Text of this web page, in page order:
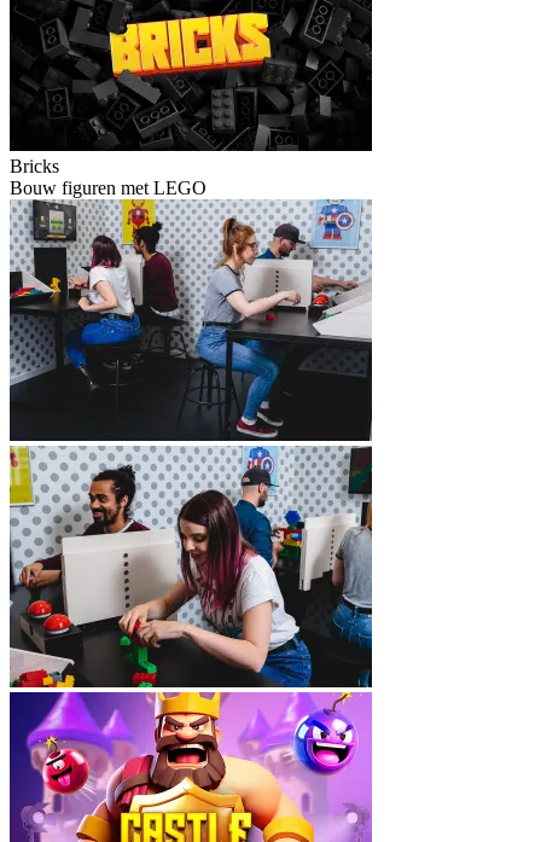
Bricks
Bouw figuren met LEGO